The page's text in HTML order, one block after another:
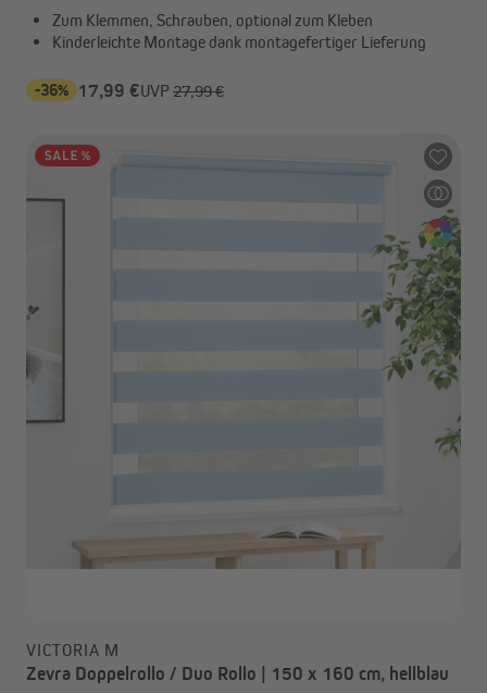
Zum Klemmen, Schrauben, optional zum Kleben
Kinderleichte Montage dank montagefertiger Lieferung
-36% 17,99 €UVP 27,99 €
VICTORIA M
Zevra Doppelrollo / Duo Rollo | 150 x 160 cm, hellblau